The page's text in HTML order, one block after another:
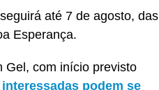
até 7 de agosto, das
Esperança.
Gel, com início previsto
podem se